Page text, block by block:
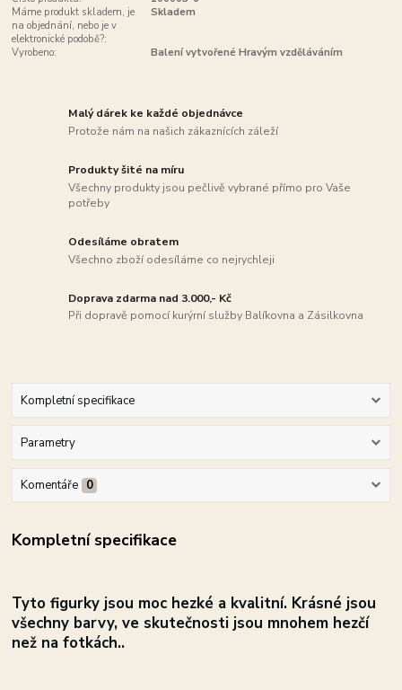
Máme produkt skladem, je
na objednání, nebo je v
elektronické podobě?:
Skladem
Vyrobeno: Balení vytvořené Hravým vzděláváním
Malý dárek ke každé objednávce
Protože nám na našich zákaznících záleží
Produkty šité na míru
Všechny produkty jsou pečlivě vybrané přímo pro Vaše
potřeby
Odesíláme obratem
Všechno zboží odesíláme co nejrychleji
Doprava zdarma nad 3.000,- Kč
Při dopravě pomocí kurýrní služby Balíkovna a Zásilkovna
Kompletní specifikace
Parametry
Komentáře 0
Kompletní specifikace
Tyto figurky jsou moc hezké a kvalitní. Krásné jsou
všechny barvy, ve skutečnosti jsou mnohem hezčí
než na fotkách..